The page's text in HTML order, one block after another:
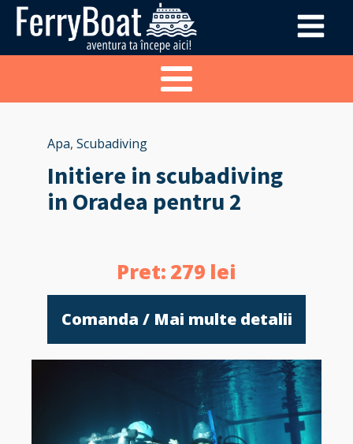
Apa, Scubadiving
Initiere in scubadiving
in Oradea pentru 2
Pret: 279 lei
Comanda / Mai multe detalii